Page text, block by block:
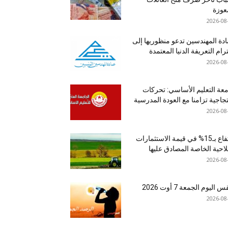
2026-
المهندسين تدعو منظوريها إلى
التعريفة الدنيا المعتمدة
2026-
التعليم الأساسي: تحركات
تزامنا مع العودة المدرسية
2026-
ارتفاع بـ15% في قيمة الاستثمارات
الخاصة المصادق عليها
2026-
الجمعة 7 أوت 2026
2026-